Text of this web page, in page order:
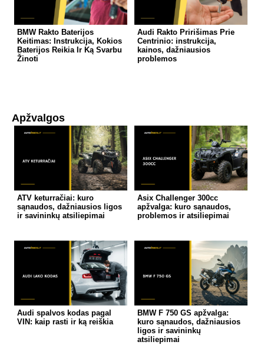
BMW Rakto Baterijos
Keitimas: Instrukcija, Kokios
Baterijos Reikia Ir Ką Svarbu
Žinoti
Audi Rakto Pririšimas Prie
Centrinio: instrukcija,
kainos, dažniausios
problemos
Apžvalgos
ATV keturračiai: kuro
sąnaudos, dažniausios ligos
ir savininkų atsiliepimai
Asix Challenger 300cc
apžvalga: kuro sąnaudos,
problemos ir atsiliepimai
Audi spalvos kodas pagal
VIN: kaip rasti ir ką reiškia
BMW F 750 GS apžvalga:
kuro sąnaudos, dažniausios
ligos ir savininkų
atsiliepimai